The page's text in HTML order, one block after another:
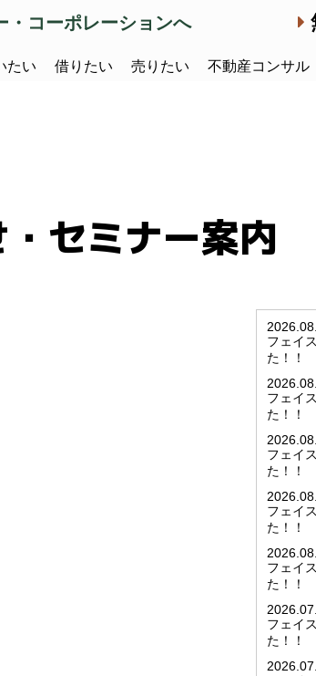
・コーポレーションへ
たい 借りたい 売りたい 不動産コンサル
セミナー案内
フェイ
た！！
フェイ
た！！
フェイ
た！！
フェイ
た！！
フェイ
た！！
フェイ
た！！